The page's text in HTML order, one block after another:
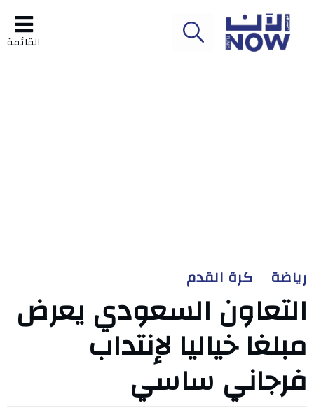
القائمة
رياضة كرة القدم
التعاون السعودي يعرض
مبلغا خياليا لإنتداب
فرجاني ساسي